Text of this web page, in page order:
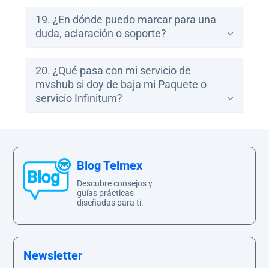
19. ¿En dónde puedo marcar para una
duda, aclaración o soporte?
20. ¿Qué pasa con mi servicio de
mvshub si doy de baja mi Paquete o
servicio Infinitum?
Blog Telmex
Descubre consejos y
guías prácticas
diseñadas para ti.
Newsletter